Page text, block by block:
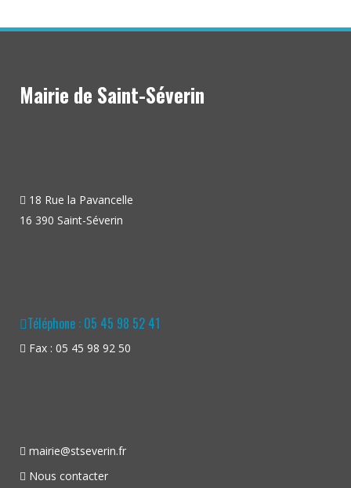
Mairie de Saint-Séverin
18 Rue la Pavancelle
16 390 Saint-Séverin
Téléphone : 05 45 98 52 41
Fax : 05 45 98 92 50
mairie@stseverin.fr
Nous contacter